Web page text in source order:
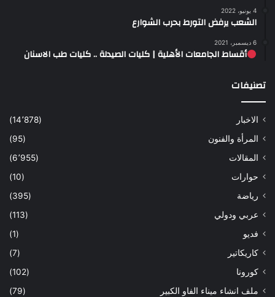
4 يونيو، 2022
الشعب يرفض التورط بحرب الشوارع
6 ديسمبر، 2021
أقساط الجامعات الأهلية | كليات الصيدلة .. كليات طب الاسنان
تصنيفات
الاخبار
(14٬878)
المرأة والفنون
(95)
المقالات
(6٬955)
حوارات
(10)
رياضة
(395)
عربي ودولي
(113)
فديو
(1)
كاريكاتير
(7)
كورونا
(102)
ملف انشاء ميناء الفاو الكبير
(79)